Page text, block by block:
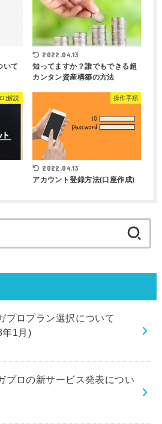
いて
2022.04.13
知ってますか？誰でもできる超
カンタン資産構築の方法
)解説 操作手順
2022.04.13
アカウント登録方法(口座作成)
索:
プロプラン選択について
年1月)
プロの新サービス発表につい